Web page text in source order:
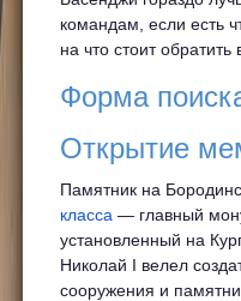
командам, если есть
на что стоит
Форма
Открытие
Памятник на
класса — главный
установленный на
Николай I велел
сооружения и